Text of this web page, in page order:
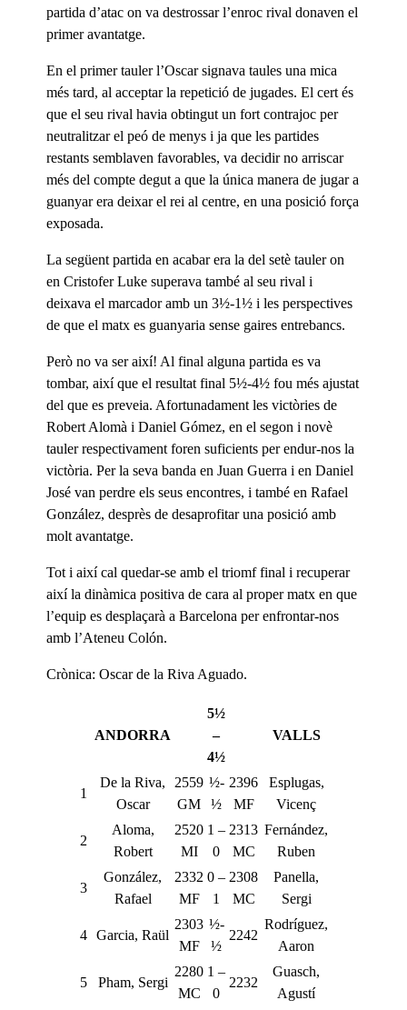
partida d’atac on va destrossar l’enroc rival donaven el
primer avantatge.
En el primer tauler l’Oscar signava taules una mica
més tard, al acceptar la repetició de jugades. El cert és
que el seu rival havia obtingut un fort contrajoc per
neutralitzar el peó de menys i ja que les partides
restants semblaven favorables, va decidir no arriscar
més del compte degut a que la única manera de jugar a
guanyar era deixar el rei al centre, en una posició força
exposada.
La següent partida en acabar era la del setè tauler on
en Cristofer Luke superava també al seu rival i
deixava el marcador amb un 3½-1½ i les perspectives
de que el matx es guanyaria sense gaires entrebancs.
Però no va ser així! Al final alguna partida es va
tombar, així que el resultat final 5½-4½ fou més ajustat
del que es preveia. Afortunadament les victòries de
Robert Alomà i Daniel Gómez, en el segon i novè
tauler respectivament foren suficients per endur-nos la
victòria. Per la seva banda en Juan Guerra i en Daniel
José van perdre els seus encontres, i també en Rafael
González, desprès de desaprofitar una posició amb
molt avantatge.
Tot i així cal quedar-se amb el triomf final i recuperar
així la dinàmica positiva de cara al proper matx en que
l’equip es desplaçarà a Barcelona per enfrontar-nos
amb l’Ateneu Colón.
Crònica: Oscar de la Riva Aguado.
ANDORRA
5½
–
4½
VALLS
1
De la Riva,
Oscar
2559
GM
½-
½
2396
MF
Esplugas,
Vicenç
2
Aloma,
Robert
2520
MI
1 –
0
2313
MC
Fernández,
Ruben
3
González,
Rafael
2332
MF
0 –
1
2308
MC
Panella,
Sergi
4 Garcia, Raül
2303
MF
½-
½
2242
Rodríguez,
Aaron
5 Pham, Sergi
2280
MC
1 –
0
2232
Guasch,
Agustí